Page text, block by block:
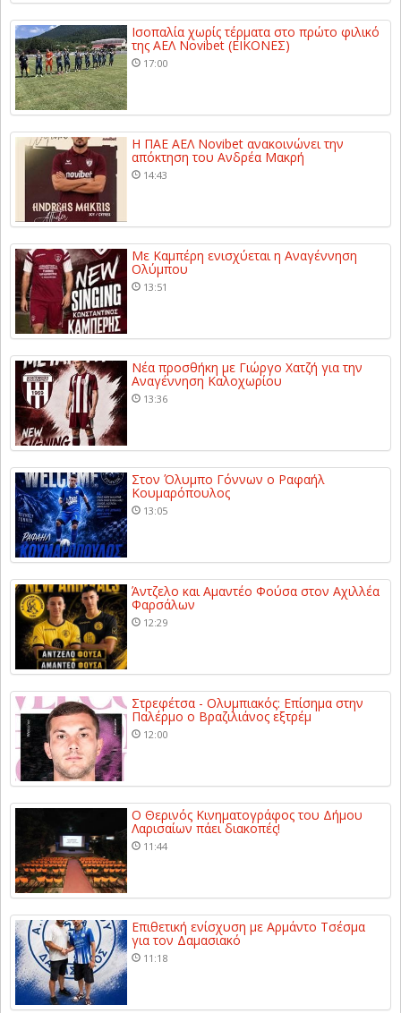
Ισοπαλία χωρίς τέρματα στο πρώτο φιλικό
της ΑΕΛ Novibet (ΕΙΚΟΝΕΣ)
17:00
Η ΠΑΕ ΑΕΛ Novibet ανακοινώνει την
απόκτηση του Ανδρέα Μακρή
14:43
Με Καμπέρη ενισχύεται η Αναγέννηση
Ολύμπου
13:51
Νέα προσθήκη με Γιώργο Χατζή για την
Αναγέννηση Καλοχωρίου
13:36
Στον Όλυμπο Γόννων ο Ραφαήλ
Κουμαρόπουλος
13:05
Άντζελο και Αμαντέο Φούσα στον Αχιλλέα
Φαρσάλων
12:29
Στρεφέτσα - Ολυμπιακός: Επίσημα στην
Παλέρμο ο Βραζιλιάνος εξτρέμ
12:00
Ο Θερινός Κινηματογράφος του Δήμου
Λαρισαίων πάει διακοπές!
11:44
Επιθετική ενίσχυση με Αρμάντο Τσέσμα
για τον Δαμασιακό
11:18